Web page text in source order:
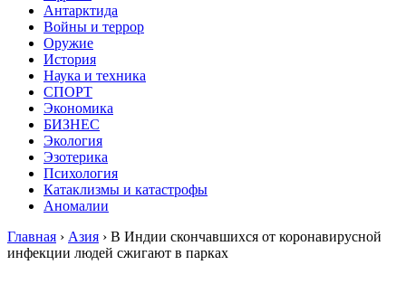
Антарктида
Войны и террор
Оружие
История
Наука и техника
СПОРТ
Экономика
БИЗНЕС
Экология
Эзотерика
Психология
Катаклизмы и катастрофы
Аномалии
Главная › Азия › В Индии скончавшихся от коронавирусной
инфекции людей сжигают в парках